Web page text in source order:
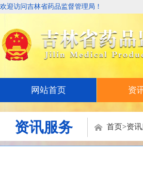
欢迎访问吉林省药品监督管理局！
网站首页 资
资讯服务 首页>资